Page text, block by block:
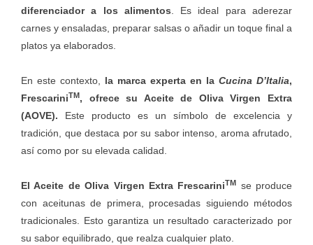
diferenciador a los alimentos . Es ideal para aderezar
carnes y ensaladas, preparar salsas o añadir un toque final a
platos ya elaborados.
En este contexto, la marca experta en la Cucina D’Italia,
FrescariniTM, ofrece su Aceite de Oliva Virgen Extra
(AOVE). Este producto es un símbolo de excelencia y
tradición, que destaca por su sabor intenso, aroma afrutado,
así como por su elevada calidad.
El Aceite de Oliva Virgen Extra FrescariniTM se produce
con aceitunas de primera, procesadas siguiendo métodos
tradicionales. Esto garantiza un resultado caracterizado por
su sabor equilibrado, que realza cualquier plato.